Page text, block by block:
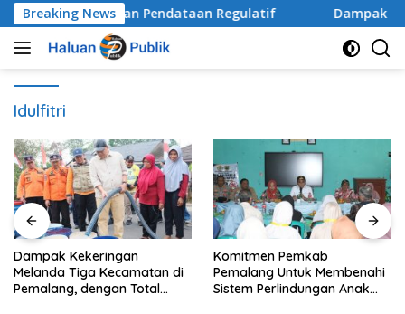
Langsung
ke
konten
Breaking News
Kebijakan dan Pendataan Regulatif Dampak
Idulfitri
Dampak Kekeringan
Melanda Tiga Kecamatan di
Pemalang, dengan Total
Komitmen Pemkab
Pemalang Untuk Membenahi
Sistem Perlindungan Anak